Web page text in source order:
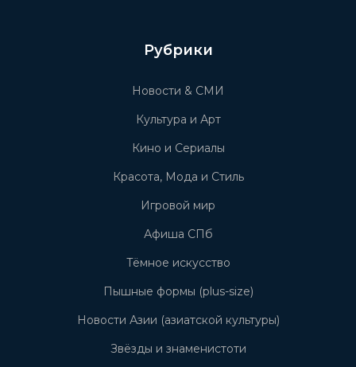
Рубрики
Новости & СМИ
Культура и Арт
Кино и Сериалы
Красота, Мода и Стиль
Игровой мир
Афиша СПб
Тёмное искусство
Пышные формы (plus-size)
Новости Азии (азиатской культуры)
Звёзды и знаменистоти